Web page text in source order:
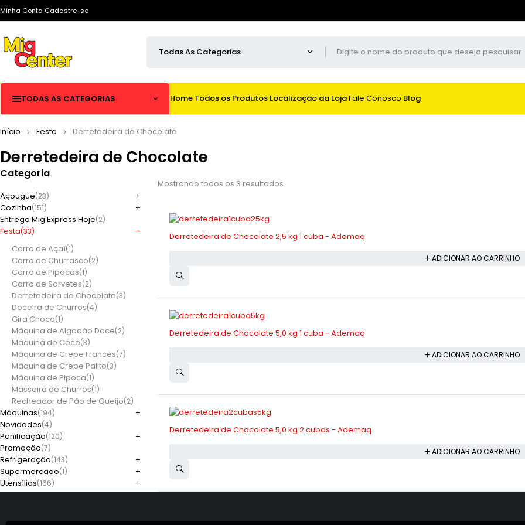
Minha Conta Cadastre-se
TODAS AS CATEGORIAS Home Todos os Produtos Localização da LojaFale Conosco Blog
Derretedeira de Chocolate
Início Festa Derretedeira de Chocolate
Categoria
Açougue(23)
Cozinha(151)
Entrega Mig Express Hoje(2)
Festa(33)
Carro de Açaí(1)
Carro de Churrasco(2)
Carro de Pipocas(1)
Carro de Sorvetes(2)
Derretedeira de Chocolate(3)
Doceira de Churros(4)
Gira Choco(1)
Máquina de Algodão Doce(2)
Máquina de Coco(3)
Máquina de Crepe Francês(7)
Máquina de Crepe Palito(3)
Máquina de Pipoca(1)
Masseira de Churros(1)
Recheador de Pão de Queijo(2)
Máquinas(194)
Novidades(4)
Panificação(120)
Promoção(7)
Refrigeração(143)
Supermercado(1)
Utensílios(166)
Mostrando todos os 3 resultados
Derretedeira de Chocolate 2,5 kg 1 cuba - Ademaq
ADICIONAR AO CARRINHO
Derretedeira de Chocolate 5,0 kg 1 cuba - Ademaq
ADICIONAR AO CARRINHO
Derretedeira de Chocolate 5,0 kg 2 cubas - Ademaq
ADICIONAR AO CARRINHO